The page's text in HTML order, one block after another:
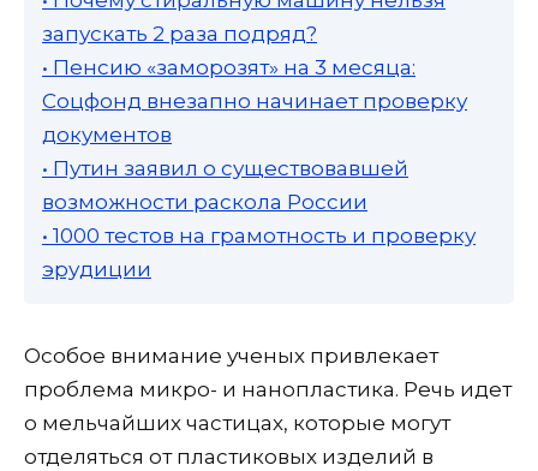
запускать 2 раза подряд?
• Пенсию «заморозят» на 3 месяца:
Соцфонд внезапно начинает проверку
документов
• Путин заявил о существовавшей
возможности раскола России
• 1000 тестов на грамотность и проверку
эрудиции
Особое внимание ученых привлекает
проблема микро- и нанопластика. Речь идет
о мельчайших частицах, которые могут
отделяться от пластиковых изделий в